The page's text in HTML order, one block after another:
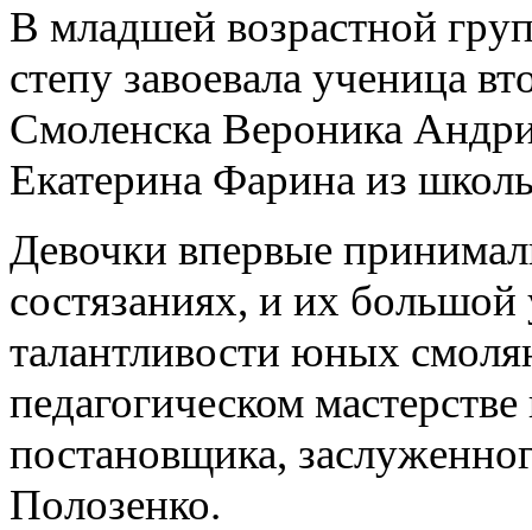
В младшей возрастной
степу завоевала ученица
Смоленска Вероника
Екатерина Фарина из
Девочки впервые
состязаниях, и их большой
талантливости юных
педагогическом
постановщика,
Полозенко.